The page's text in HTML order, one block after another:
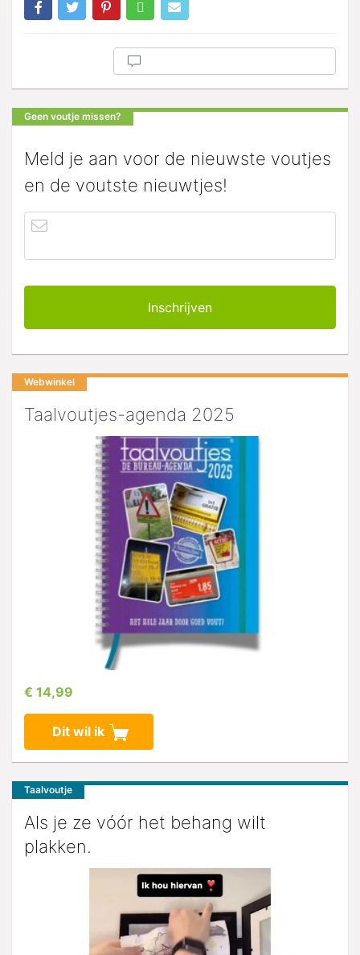
Geen voutje missen?
Meld je aan voor de nieuwste voutjes
en de voutste nieuwtjes!
Webwinkel
Taalvoutjes-agenda 2025
€ 14,99
Dit wil ik
Taalvoutje
Als je ze vóór het behang wilt
plakken.